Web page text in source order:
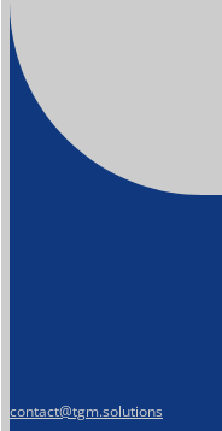
contact@tgm.solutions